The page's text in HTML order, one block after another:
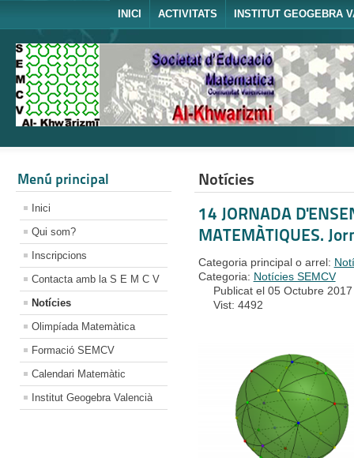
INICI ACTIVITATS INSTITUT GEOGEBRA
Menú principal
Inici
Qui som?
Inscripcions
Contacta amb la S E M C V
Notícies
Olimpíada Matemàtica
Formació SEMCV
Calendari Matemàtic
Institut Geogebra Valencià
Notícies
14 JORNADA
MATEMÀTIQUES.
Categoria principal o arrel:
Categoria: Notícies SEMCV
Publicat el 05 Octubre 2017
Vist: 4492